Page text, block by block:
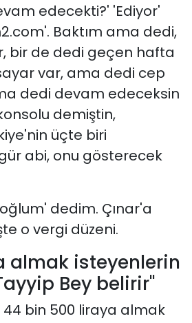
edecekti?' 'Ediyor'
Baktım ama dedi,
bir de dedi geçen hafta
var, ama dedi cep
dedi devam edeceksin
demiştin,
üçte biri
abi, onu gösterecek
dedim. Çınar'a
o vergi düzeni.
almak isteyenlerin
Bey belirir"
44 bin 500 liraya almak